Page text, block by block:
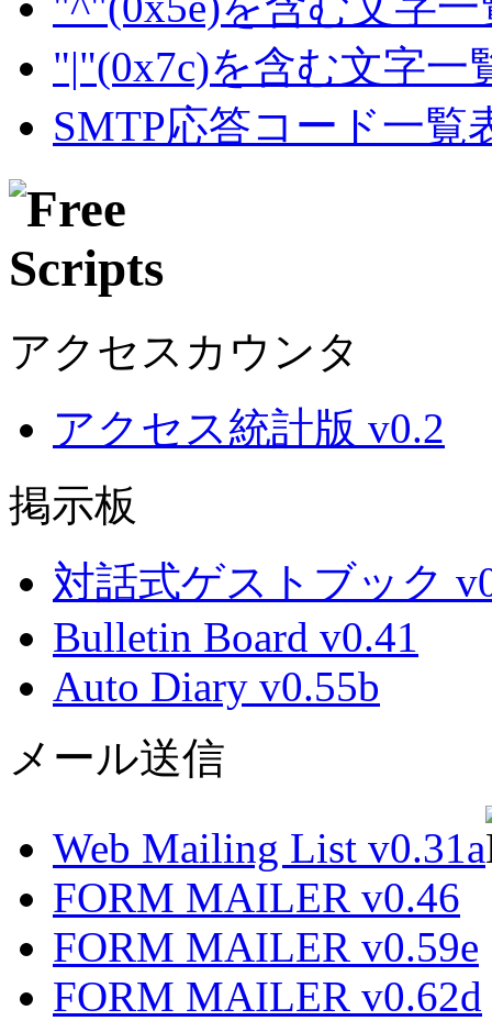
"|"(0x7c)を含む文字一
SMTP応答コード一覧
アクセスカウンタ
アクセス統計版 v0.2
掲示板
対話式ゲストブック
Bulletin Board v0.41
Auto Diary v0.55b
メール送信
Web Mailing List v0.31a
FORM MAILER v0.46
FORM MAILER v0.59e
FORM MAILER v0.62d